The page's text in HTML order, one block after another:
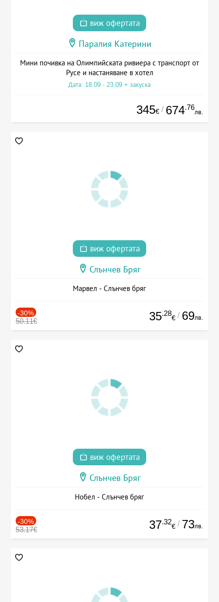
виж офертата
Паралия Катерини
Мини почивка на Олимпийската ривиера с транспорт от
Русе и настаняване в хотел
Дата: 18.09 - 23.09 + закуска
345€ / 674.76
лв.
виж офертата
Слънчев Бряг
Марвел - Слънчев бряг
-30%
50.11€ 35.28
€ / 69лв.
виж офертата
Слънчев Бряг
Нобел - Слънчев бряг
-30%
53.17€ 37.32
€ / 73лв.